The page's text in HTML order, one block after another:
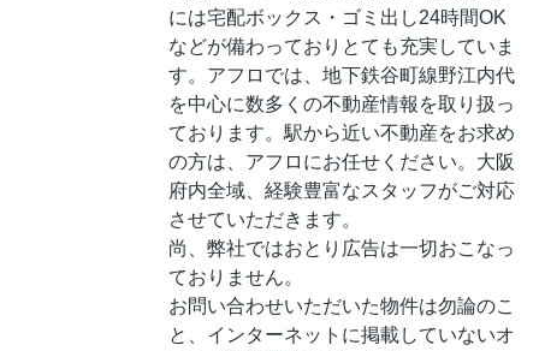
には宅配ボックス・ゴミ出し24時間OK
などが備わっておりとても充実していま
す。アフロでは、地下鉄谷町線野江内代
を中心に数多くの不動産情報を取り扱っ
ております。駅から近い不動産をお求め
の方は、アフロにお任せください。大阪
府内全域、経験豊富なスタッフがご対応
させていただきます。
尚、弊社ではおとり広告は一切おこなっ
ておりません。
お問い合わせいただいた物件は勿論のこ
と、インターネットに掲載していないオ